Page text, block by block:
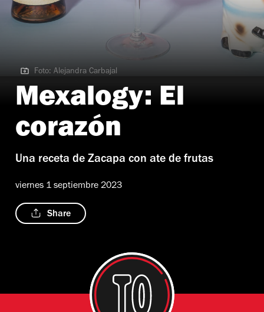
Foto: Alejandra Carbajal
Foto: Alejandra Carbajal
Mexalogy: El
corazón
Una receta de Zacapa con ate de frutas
viernes 1 septiembre 2023
Share